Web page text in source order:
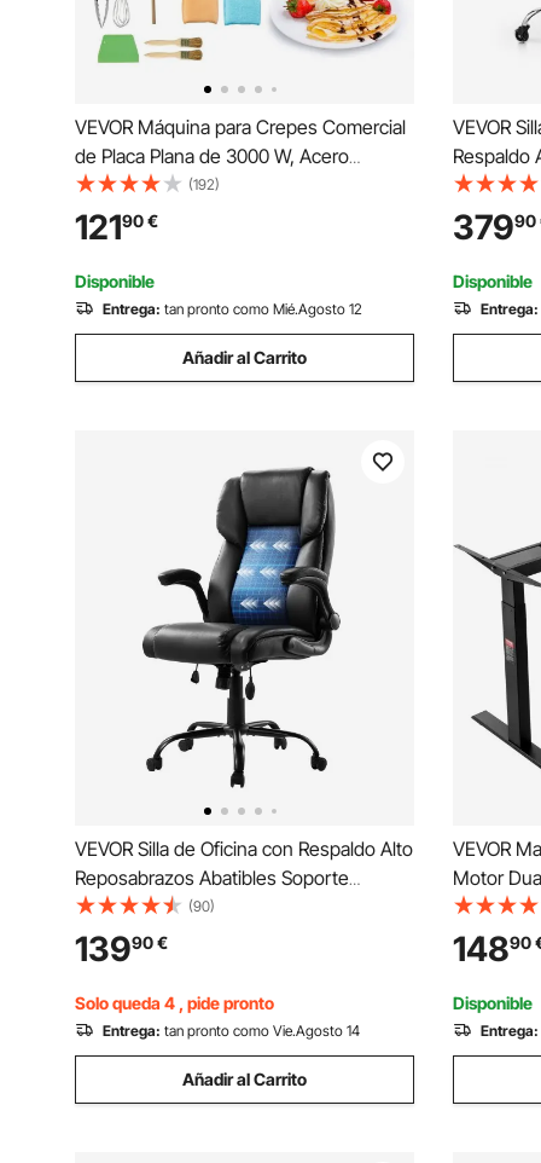
VEVOR Máquina para Crepes Comercial
de Placa Plana de 3000 W, Acero
Inoxidable Antiadherente, Estufa Circular
de Escritorio para Panqueques y
Cereales con Control de Temperatura,
435 x 455 x 225 mm
(192)
12190€
Disponible
Entrega: tan pronto como Mié.Agosto 12
Añadir al Carrito
VEVOR
Respaldo
Escritorio
Espuma
de Cuero
Negro
37990
Disponible
Entrega:
VEVOR Silla de Oficina con Respaldo Alto
Reposabrazos Abatibles Soporte
Lumbar Silla de Escritorio con Inclinación
Altura Ajustable Silla Giratoria de Cuero
PU para Trabajar, Estudiar, Jugar, Negro
(90)
13990€
Solo queda 4 , pide pronto
Entrega: tan pronto como Vie.Agosto 14
Añadir al Carrito
VEVOR
Motor
Patas
de 110-
Trabajo
Negro
14890
Disponible
Entrega: